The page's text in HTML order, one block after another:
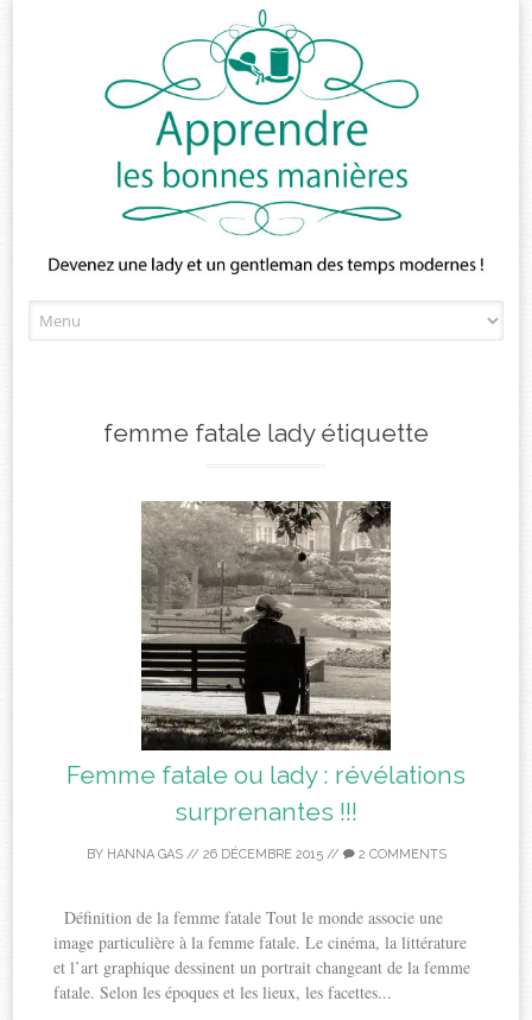
to
femme fatale lady étiquette
Femme fatale ou lady : révélations
surprenantes !!!
BY HANNA GAS// 26 DÉCEMBRE 2015// 2 COMMENTS
Définition de la femme fatale Tout le monde associe une
image particulière à la femme fatale. Le cinéma, la littérature
et l’art graphique dessinent un portrait changeant de la femme
fatale. Selon les époques et les lieux, les facettes...